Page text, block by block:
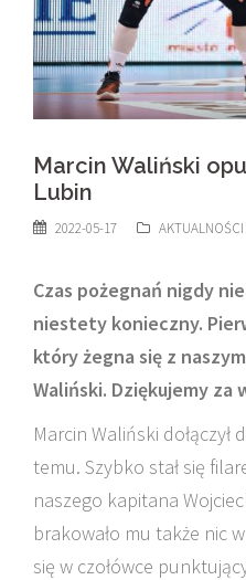
Marcin Waliński
Lubin
2022-05-17 AKTUALNOŚCI
Czas pożegnań nigdy
niestety konieczny.
który żegna się z
Waliński. Dziękujemy za
Marcin Waliński
temu. Szybko stał się
naszego kapitana
brakowało mu także nic
się w czołówce